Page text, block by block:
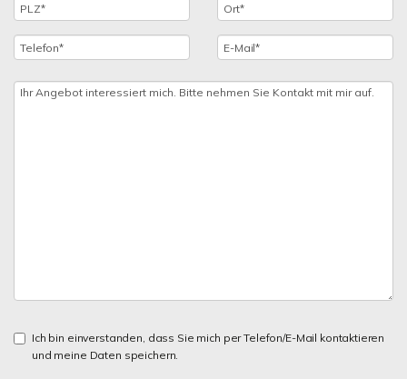
Ich bin einverstanden, dass Sie mich per Telefon/E-Mail kontaktieren
und meine Daten speichern.